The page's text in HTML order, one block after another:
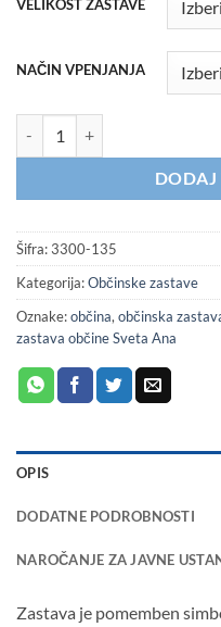
VELIKOST ZASTAVE
NAČIN VPENJANJA
DODAJ
Šifra:3300-135
Kategorija:Občinske zastave
Oznake:občina, občinska
zastava občine Sveta Ana
OPIS
DODATNE PODROBNOSTI
NAROČANJE ZA JAVNE
Zastava je pomemben